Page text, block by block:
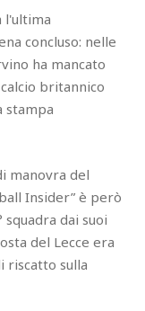
l'ultima
concluso: nelle
ha mancato
britannico
stampa
manovra del
Insider” è però
dai suoi
del Lecce era
riscatto sulla